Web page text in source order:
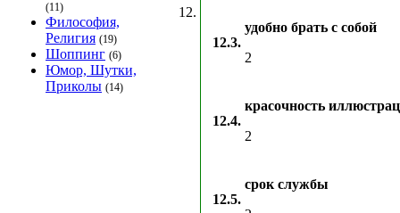
(11)
Философия,
Религия (19)
Шоппинг (6)
Юмор, Шутки,
Приколы (14)
12.
12.3.
удобно брать с собой
2
12.4.
красочность
2
12.5.
срок службы